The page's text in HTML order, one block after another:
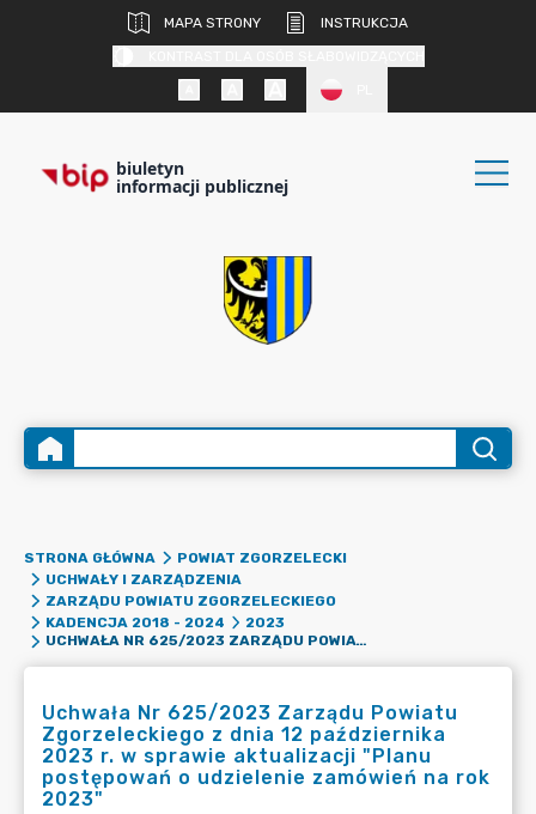
MAPA STRONY
INSTRUKCJA
biuletyn
informacji publicznej
STRONA GŁÓWNA
POWIAT ZGORZELECKI
UCHWAŁY I ZARZĄDZENIA
ZARZĄDU POWIATU ZGORZELECKIEGO
KADENCJA 2018 - 2024
2023
UCHWAŁA NR 625/2023 ZARZĄDU POWIATU ZGORZELECKIEGO Z DNIA 12 PAŹDZIERNIKA 2023 R. W SPRAWIE AKTUALIZACJI "PLANU POSTĘPOWAŃ O UDZIELENIE ZAMÓWIEŃ NA ROK 2023"
Uchwała Nr 625/2023 Zarządu Powiatu
Zgorzeleckiego z dnia 12 października
2023 r. w sprawie aktualizacji "Planu
postępowań o udzielenie zamówień na rok
2023"